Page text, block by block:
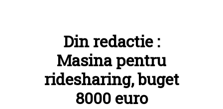
Din redactie :
Masina pentru
ridesharing, buget
8000 euro